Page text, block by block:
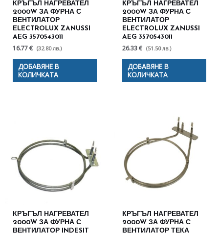
КРЪГЪЛ НАГРЕВАТЕЛ
2000W ЗА ФУРНА С
ВЕНТИЛАТОР
ELECTROLUX ZANUSSI
AEG 3570543011
16.77 € (32.80 лв.)
ДОБАВЯНЕ В
КОЛИЧКАТА
КРЪГЪЛ НАГРЕВАТЕЛ
2000W ЗА ФУРНА С
ВЕНТИЛАТОР
ELECTROLUX ZANUSSI
AEG 3570543011
26.33 € (51.50 лв.)
ДОБАВЯНЕ В
КОЛИЧКАТА
КРЪГЪЛ НАГРЕВАТЕЛ
2000W ЗА ФУРНА С
ВЕНТИЛАТОР INDESIT
КРЪГЪЛ НАГРЕВАТЕЛ
2000W ЗА ФУРНА С
ВЕНТИЛАТОР ТЕКА